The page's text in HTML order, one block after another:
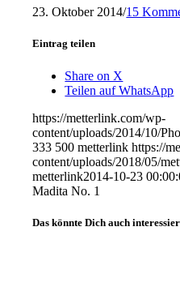
23. Oktober 2014/15
Eintrag teilen
Share on X
Teilen auf WhatsApp
https://metterlink.com/wp-
content/uploads/2014/10/
333 500 metterlink https://
content/uploads/2018/05/
metterlink2014-10-23
Madita No. 1
Das könnte Dich auch